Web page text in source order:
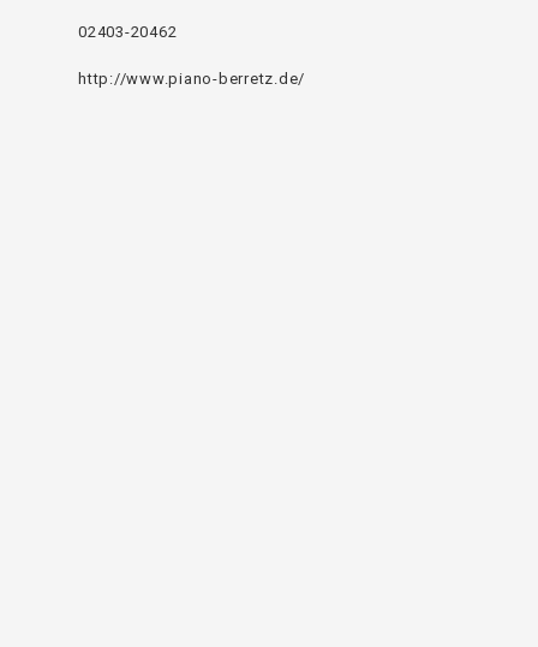
02403-20462
http://www.piano-berretz.de/